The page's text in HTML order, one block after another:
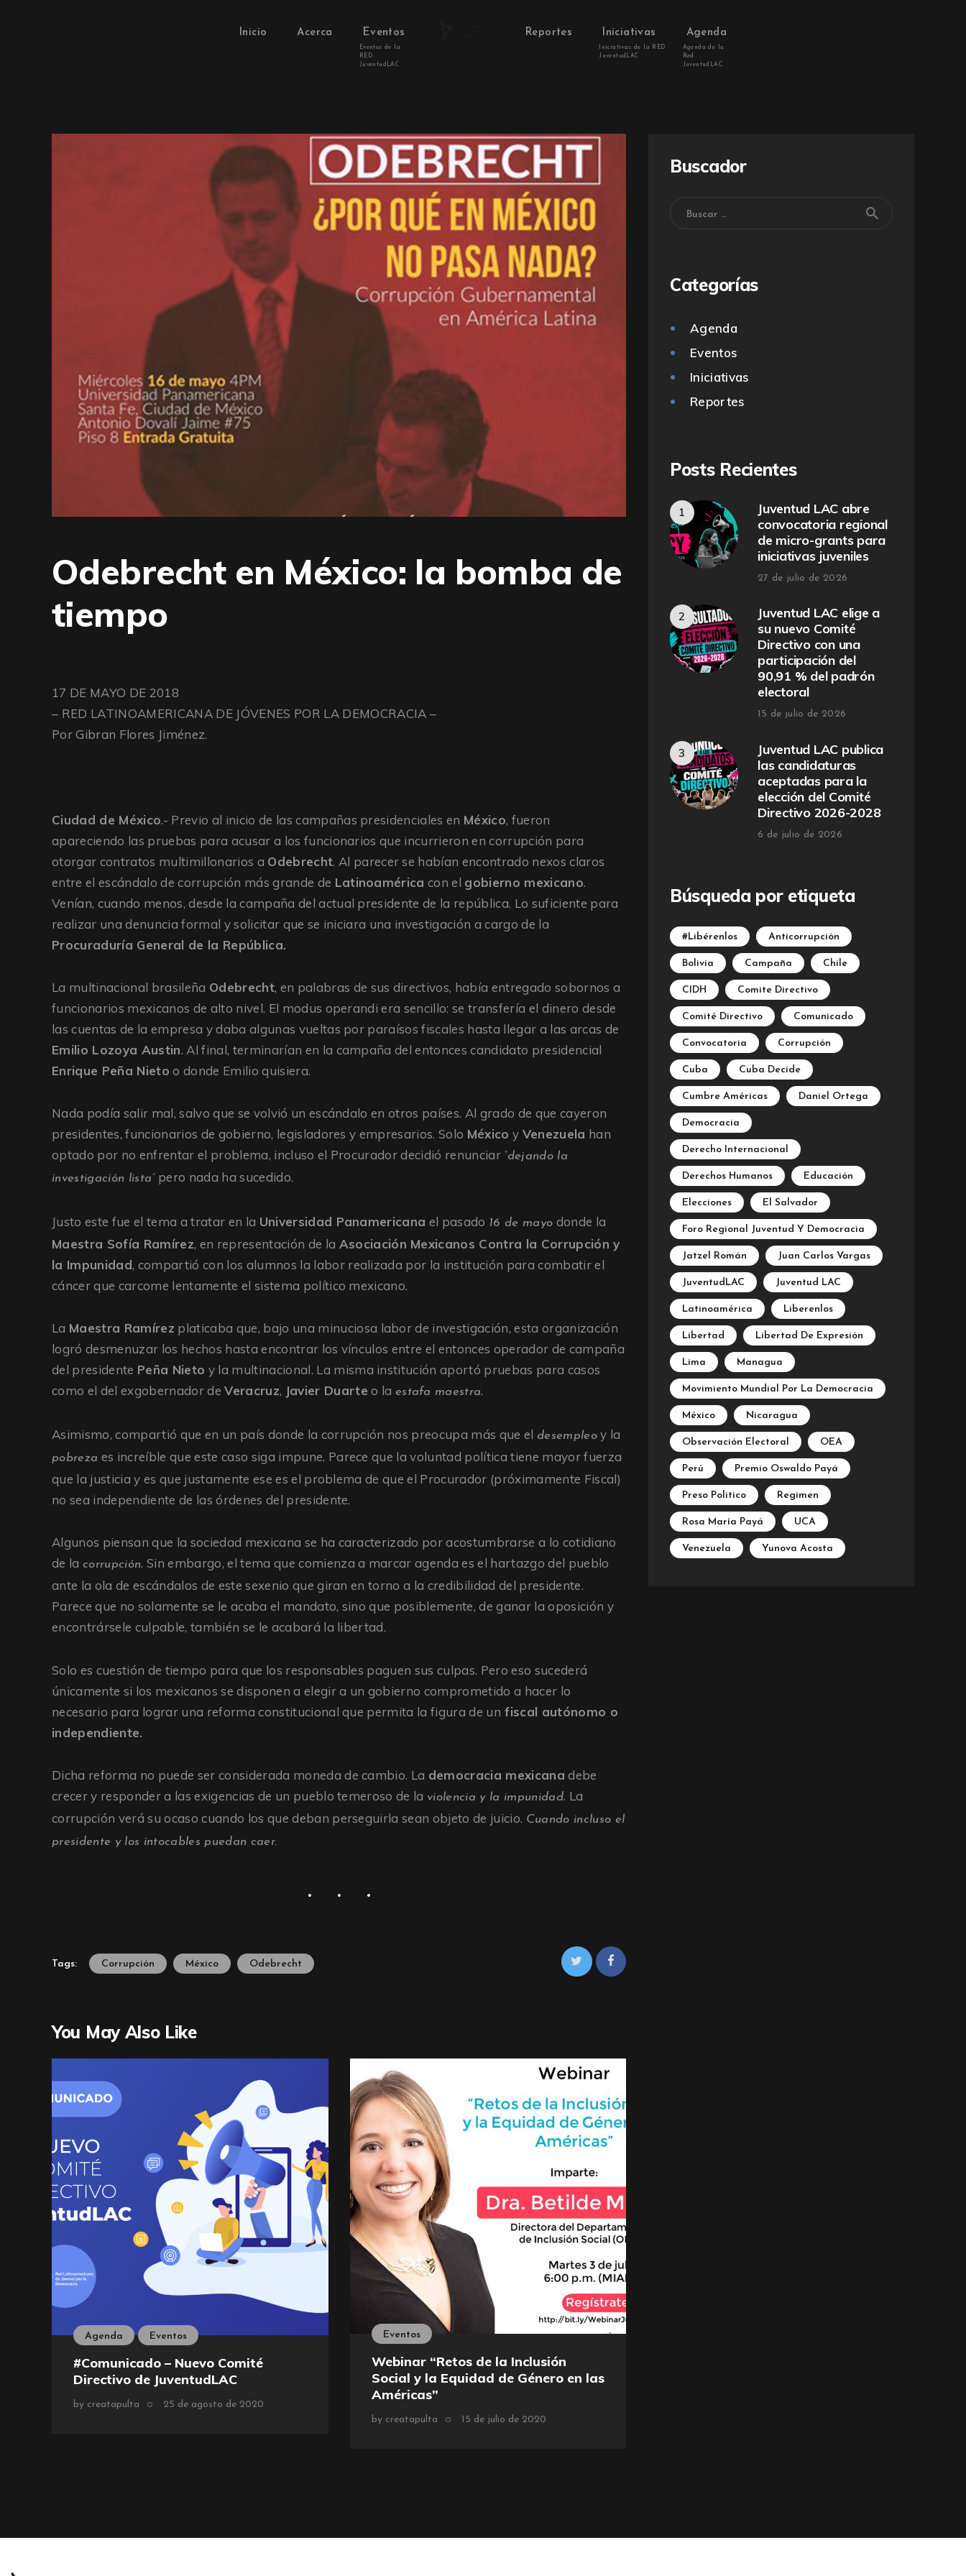
Inicio Acerca Eventos
Eventos de la
RED
JuventudLAC
Reportes Iniciativas
Iniciativas de la RED
JuventudLAC
Agenda
Agenda de la
Red
JuventudLAC
Odebrecht en México: la bomba de
tiempo
17 DE MAYO DE 2018
– RED LATINOAMERICANA DE JÓVENES POR LA DEMOCRACIA –
Por Gibran Flores Jiménez.
Ciudad de México.- Previo al inicio de las campañas presidenciales en México, fueron
apareciendo las pruebas para acusar a los funcionarios que incurrieron en corrupción para
otorgar contratos multimillonarios a Odebrecht. Al parecer se habían encontrado nexos claros
entre el escándalo de corrupción más grande de Latinoamérica con el gobierno mexicano.
Venían, cuando menos, desde la campaña del actual presidente de la república. Lo suficiente para
realizar una denuncia formal y solicitar que se iniciara una investigación a cargo de la
Procuraduría General de la República.
La multinacional brasileña Odebrecht, en palabras de sus directivos, había entregado sobornos a
funcionarios mexicanos de alto nivel. El modus operandi era sencillo: se transfería el dinero desde
las cuentas de la empresa y daba algunas vueltas por paraísos fiscales hasta llegar a las arcas de
Emilio Lozoya Austin. Al final, terminarían en la campaña del entonces candidato presidencial
Enrique Peña Nieto o donde Emilio quisiera.
Nada podía salir mal, salvo que se volvió un escándalo en otros países. Al grado de que cayeron
presidentes, funcionarios de gobierno, legisladores y empresarios. Solo México y Venezuela han
optado por no enfrentar el problema, incluso el Procurador decidió renunciar “dejando la
investigación lista”pero nada ha sucedido.
Justo este fue el tema a tratar en la Universidad Panamericana el pasado 16 de mayo donde la
Maestra Sofía Ramírez, en representación de la Asociación Mexicanos Contra la Corrupción y
la Impunidad, compartió con los alumnos la labor realizada por la institución para combatir el
cáncer que carcome lentamente el sistema político mexicano.
La Maestra Ramírez platicaba que, bajo una minuciosa labor de investigación, esta organización
logró desmenuzar los hechos hasta encontrar los vínculos entre el entonces operador de campaña
del presidente Peña Nieto y la multinacional. La misma institución aportó pruebas para casos
como el del exgobernador deVeracruz, Javier Duarte o la estafa maestra.
Asimismo, compartió que en un país donde la corrupción nos preocupa más que eldesempleo y la
pobreza es increíble que este caso siga impune. Parece que la voluntad política tiene mayor fuerza
que la justicia y es que justamente ese es el problema de que el Procurador (próximamente Fiscal)
no sea independiente de las órdenes del presidente.
Algunos piensan que la sociedad mexicana se ha caracterizado por acostumbrarse a lo cotidiano
de la corrupción. Sin embargo, el tema que comienza a marcar agenda es el hartazgo del pueblo
ante la ola de escándalos de este sexenio que giran en torno a la credibilidad del presidente.
Parece que no solamente se le acaba el mandato, sino que posiblemente, de ganar la oposición y
encontrársele culpable, también se le acabará la libertad.
Solo es cuestión de tiempo para que los responsables paguen sus culpas. Pero eso sucederá
únicamente si los mexicanos se disponen a elegir a un gobierno comprometido a hacer lo
necesario para lograr una reforma constitucional que permita la figura de un fiscal autónomo o
independiente.
Dicha reforma no puede ser considerada moneda de cambio. La democracia mexicana debe
crecer y responder a las exigencias de un pueblo temeroso de la violencia y la impunidad. La
corrupción verá su ocaso cuando los que deban perseguirla sean objeto de juicio. Cuando incluso el
presidente y los intocables puedan caer.
Tags: Corrupción México Odebrecht
You May Also Like
Agenda Eventos
#Comunicado – Nuevo Comité
Directivo de JuventudLAC
by creatapulta 25 de agosto de 2020
Eventos
Webinar “Retos de la Inclusión
Social y la Equidad de Género en las
Américas”
by creatapulta 15 de julio de 2020
Buscador
Categorías
Agenda
Eventos
Iniciativas
Reportes
Posts Recientes
Juventud LAC abre
convocatoria regional
de micro-grants para
iniciativas juveniles
27 de julio de 2026
Juventud LAC elige a
su nuevo Comité
Directivo con una
participación del
90,91 % del padrón
electoral
15 de julio de 2026
Juventud LAC publica
las candidaturas
aceptadas para la
elección del Comité
Directivo 2026-2028
6 de julio de 2026
Búsqueda por etiqueta
#Libérenlos Anticorrupción
Bolivia Campaña Chile
CIDH Comite Directivo
Comité Directivo Comunicado
Convocatoria Corrupción
Cuba Cuba Decide
Cumbre Américas Daniel Ortega
Democracia
Derecho Internacional
Derechos Humanos Educación
Elecciones El Salvador
Foro Regional Juventud Y Democracia
Jatzel Román Juan Carlos Vargas
JuventudLAC Juventud LAC
Latinoamérica Liberenlos
Libertad Libertad De Expresión
Lima Managua
Movimiento Mundial Por La Democracia
México Nicaragua
Observación Electoral OEA
Perú Premio Oswaldo Payá
Preso Politico Regimen
Rosa María Payá UCA
Venezuela Yunova Acosta